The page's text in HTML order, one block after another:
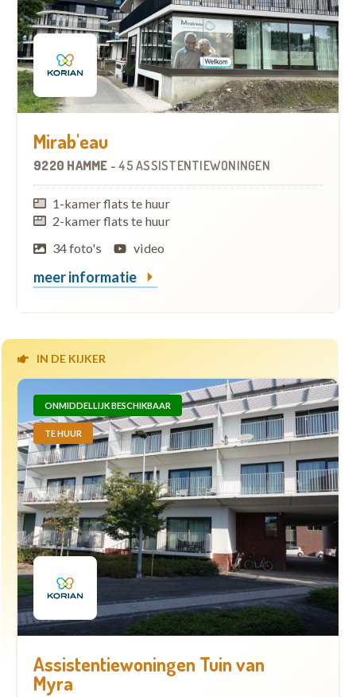
Mirab'eau
9220 HAMME -45 ASSISTENTIEWONINGEN
1-kamer flats te huur
2-kamer flats te huur
34 foto's
video
meer informatie
IN DE KIJKER
ONMIDDELLIJK BESCHIKBAAR
TE HUUR
Assistentiewoningen Tuin van
Myra